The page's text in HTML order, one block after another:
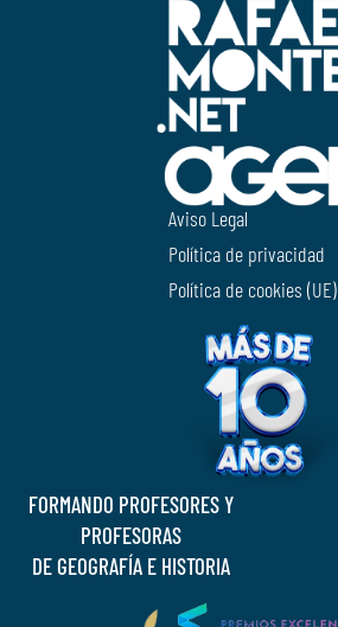
Aviso Legal
Política de privacidad
Política de cookies (UE)
FORMANDO PROFESORES Y
PROFESORAS
DE GEOGRAFÍA E HISTORIA